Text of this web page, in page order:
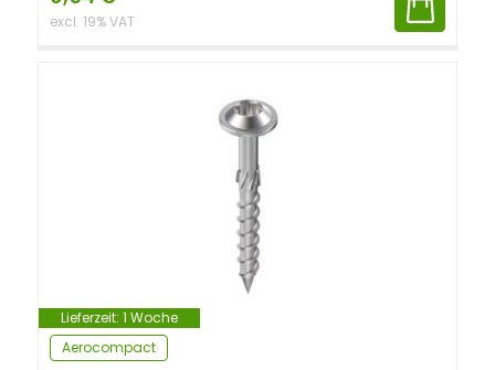
excl. 19% VAT
Lieferzeit: 1 Woche
Aerocompact